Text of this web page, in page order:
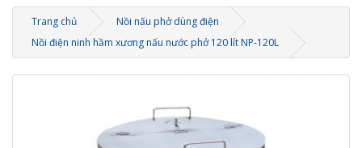
Trang chủ
Nồi nấu phở dùng điện
Nồi điện ninh hầm xương nấu nước phở 120 lít NP-120L